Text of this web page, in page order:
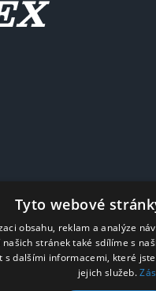
Tyto webové
obsahu, reklam a analýze
našich stránek také sdílíme s
s dalšími informacemi, které
jejich služeb.